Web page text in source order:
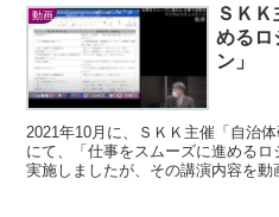
動画
ＳＫ
めるロ
ン」
2021年10月に、ＳＫＫ主催「自治
にて、「仕事をスムーズに進める
実施しましたが、その講演内容を動